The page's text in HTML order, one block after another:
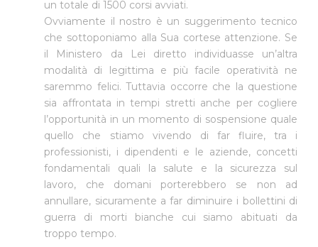
un totale di 1500 corsi avviati.
Ovviamente il nostro è un suggerimento tecnico
che sottoponiamo alla Sua cortese attenzione. Se
il Ministero da Lei diretto individuasse un’altra
modalità di legittima e più facile operatività ne
saremmo felici. Tuttavia occorre che la questione
sia affrontata in tempi stretti anche per cogliere
l’opportunità in un momento di sospensione quale
quello che stiamo vivendo di far fluire, tra i
professionisti, i dipendenti e le aziende, concetti
fondamentali quali la salute e la sicurezza sul
lavoro, che domani porterebbero se non ad
annullare, sicuramente a far diminuire i bollettini di
guerra di morti bianche cui siamo abituati da
troppo tempo.